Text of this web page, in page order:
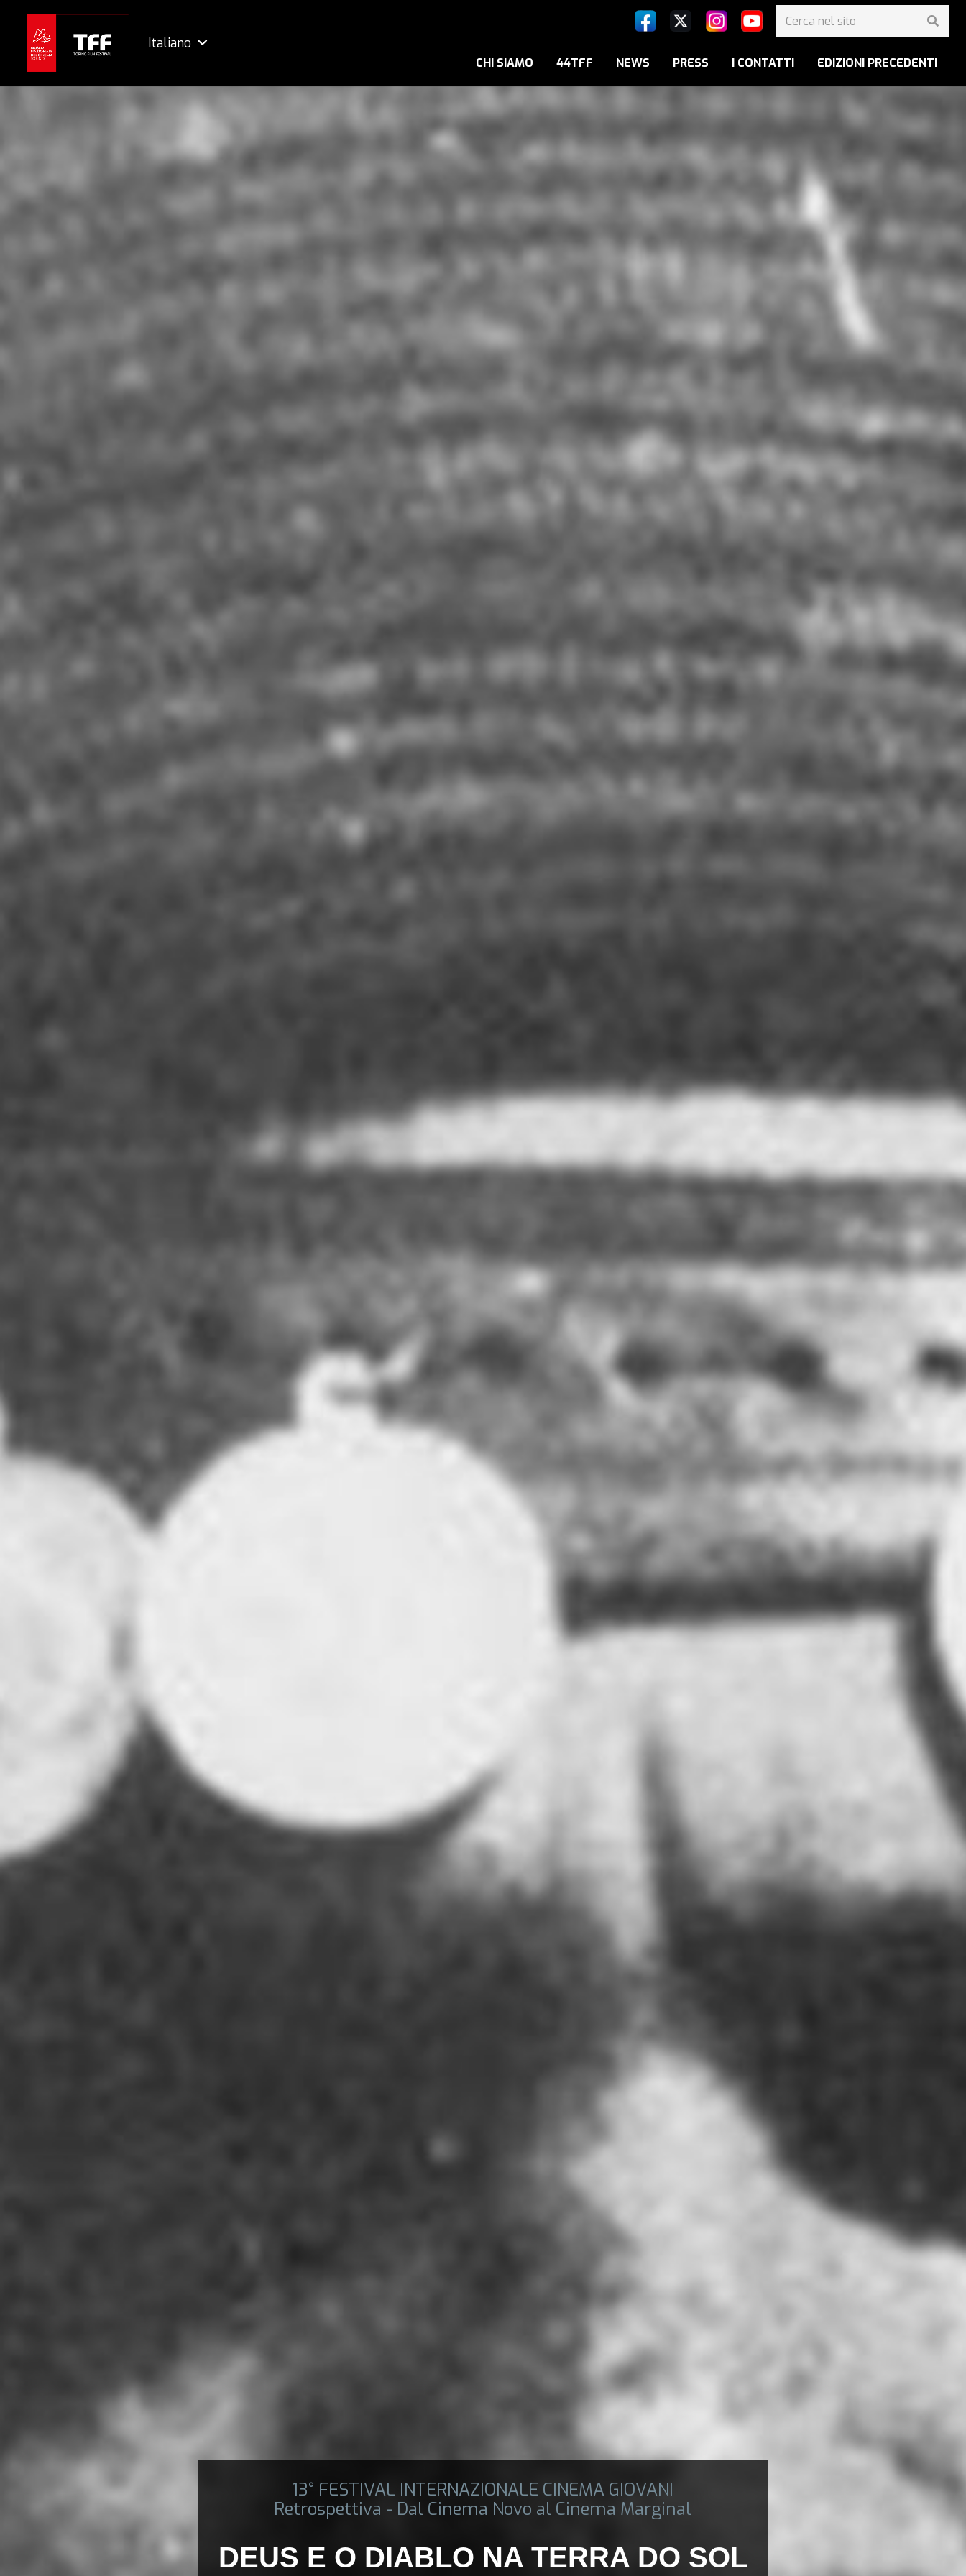
Italiano
CHI SIAMO 44TFF NEWS PRESS I CONTATTI EDIZIONI PRECEDENTI
13° FESTIVAL INTERNAZIONALE CINEMA GIOVANI
Retrospettiva - Dal Cinema Novo al Cinema Marginal
DEUS E O DIABLO NA TERRA DO SOL